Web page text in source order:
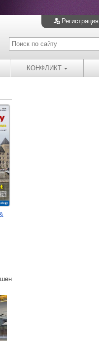
Регистрация
КОНФЛИКТ